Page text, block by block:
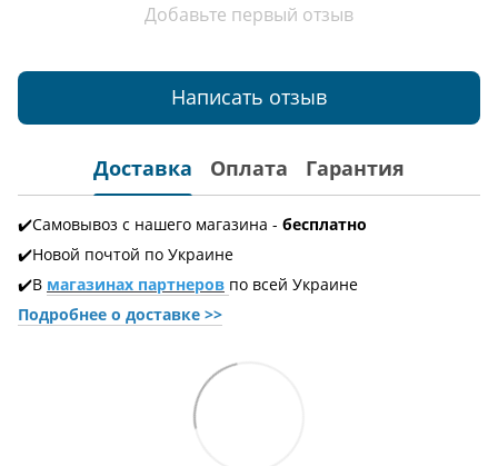
Добавьте первый отзыв
Написать отзыв
Доставка Оплата Гарантия
✔️Самовывоз с нашего магазина - бесплатно
✔️Новой почтой по Украине
✔️В магазинах партнеров по всей Украине
Подробнее о доставке >>